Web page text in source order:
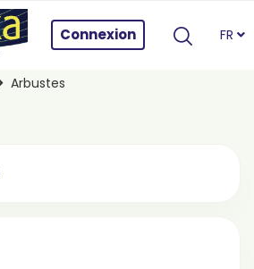
Connexion FR
Arbustes